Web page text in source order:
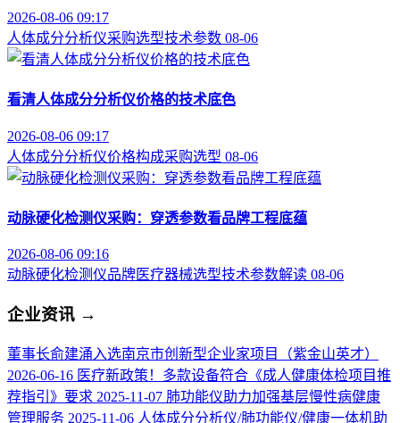
2026-08-06 09:17
人体成分分析仪采购选型技术参数 08-06
看清人体成分分析仪价格的技术底色
2026-08-06 09:17
人体成分分析仪价格构成采购选型 08-06
动脉硬化检测仪采购：穿透参数看品牌工程底蕴
2026-08-06 09:16
动脉硬化检测仪品牌医疗器械选型技术参数解读 08-06
企业资讯 →
董事长俞建涌入选南京市创新型企业家项目（紫金山英才）
2026-06-16 医疗新政策！多款设备符合《成人健康体检项目推
荐指引》要求 2025-11-07 肺功能仪助力加强基层慢性病健康
管理服务 2025-11-06 人体成分分析仪/肺功能仪/健康一体机助